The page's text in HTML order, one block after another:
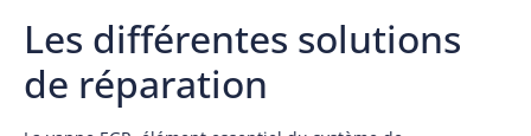
Les différentes solutions
de réparation